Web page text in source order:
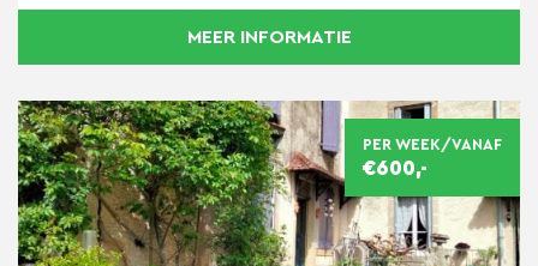
MEER INFORMATIE
PER WEEK/VANAF
€600,-